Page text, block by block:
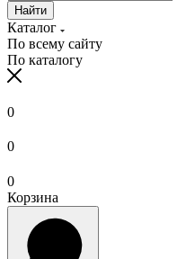
Найти
Каталог
По всему сайту
По каталогу
0
0
0
Корзина